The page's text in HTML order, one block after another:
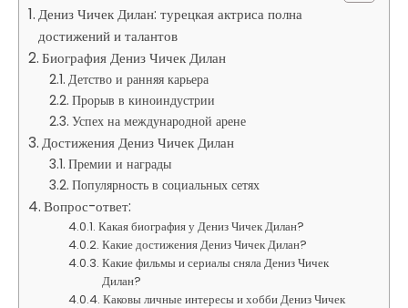
Дениз Чичек Дилан: турецкая актриса полна
достижений и талантов
Биография Дениз Чичек Дилан
Детство и ранняя карьера
Прорыв в киноиндустрии
Успех на международной арене
Достижения Дениз Чичек Дилан
Премии и награды
Популярность в социальных сетях
Вопрос-ответ:
Какая биография у Дениз Чичек Дилан?
Какие достижения Дениз Чичек Дилан?
Какие фильмы и сериалы сняла Дениз Чичек
Дилан?
Каковы личные интересы и хобби Дениз Чичек